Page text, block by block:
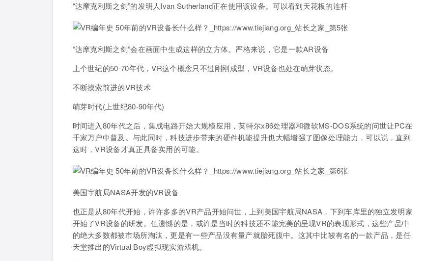
“达摩克利斯之剑”的发明人Ivan Sutherland正在使用该设备。可以看到天花板的连杆
“达摩克利斯之剑”会在画面中生成这样的立方体。严格来说，它是一款AR设备
上个世纪的50-70年代，VR这个概念只不过刚刚成型，VR设备也处在萌芽状态。
不断摸索前进的VR技术
萌芽时代(上世纪80-90年代)
时间进入80年代之后，集成电路开始大规模应用，英特尔x86处理器和微软MS-DOS系统的问世让PC在
千家万户中普及。与此同时，科技进步带来的硬件机能提升也大幅增强了图像处理能力，可以说，直到
这时，VR设备才真正具备实用的可能。
美国宇航局NASA开发的VR设备
也正是从80年代开始，许许多多的VR产品开始问世，上到美国宇航局NASA，下到车库里的独立发明家
开始了VR设备的研发。但遗憾的是，或许是当时的科技还不能完美的呈现VR的表现形式，这些产品中
的绝大多数都被市场所淘汰，更是有一些产品没有量产就胎死腹中。这其中比较有名的一款产品，是任
天堂推出的Virtual Boy虚拟现实游戏机。